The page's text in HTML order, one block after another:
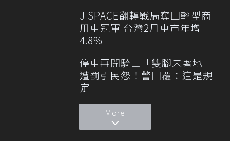
J SPACE翻轉戰局奪回輕型商
用車冠軍 台灣2月車市年增
4.8%
停車再開騎士「雙腳未著地」
遭罰引民怨！警回覆：這是規
定
More